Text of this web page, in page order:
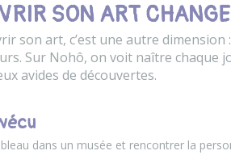
SON ART
son art, c’est une autre dimension
Sur Nohô, on voit naître chaque
avides de découvertes.
dans un musée et rencontrer la